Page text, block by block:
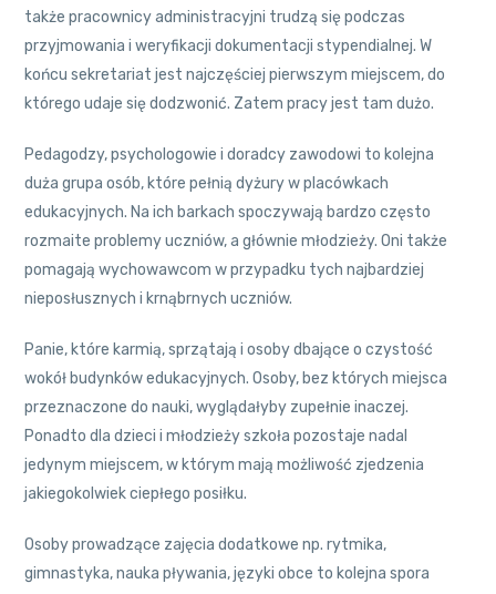
także pracownicy administracyjni trudzą się podczas
przyjmowania i weryfikacji dokumentacji stypendialnej. W
końcu sekretariat jest najczęściej pierwszym miejscem, do
którego udaje się dodzwonić. Zatem pracy jest tam dużo.
Pedagodzy, psychologowie i doradcy zawodowi to kolejna
duża grupa osób, które pełnią dyżury w placówkach
edukacyjnych. Na ich barkach spoczywają bardzo często
rozmaite problemy uczniów, a głównie młodzieży. Oni także
pomagają wychowawcom w przypadku tych najbardziej
nieposłusznych i krnąbrnych uczniów.
Panie, które karmią, sprzątają i osoby dbające o czystość
wokół budynków edukacyjnych. Osoby, bez których miejsca
przeznaczone do nauki, wyglądałyby zupełnie inaczej.
Ponadto dla dzieci i młodzieży szkoła pozostaje nadal
jedynym miejscem, w którym mają możliwość zjedzenia
jakiegokolwiek ciepłego posiłku.
Osoby prowadzące zajęcia dodatkowe np. rytmika,
gimnastyka, nauka pływania, języki obce to kolejna spora